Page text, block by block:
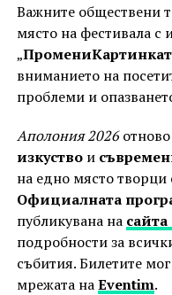
Важните обществени
място на фестивала с
„
вниманието на
проблеми и
Аполония 2026отново
изкуствои
на едно място творци
Официалната
публикувана на
подробности за
събития. Билетите
мрежата наEventim.